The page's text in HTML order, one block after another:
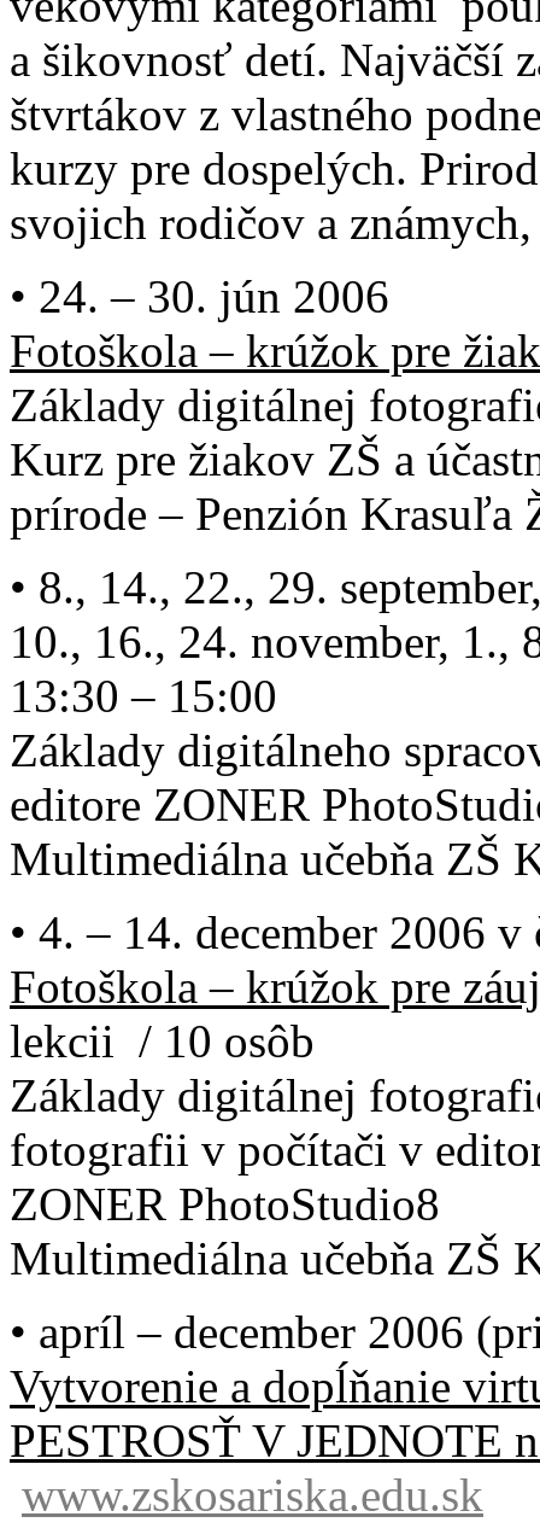
a šikovnosť detí. Najväčší
štvrtákov z vlastného
kurzy pre dospelých.
svojich rodičov a
• 24. – 30. jún 2006
Fotoškola – krúžok pre
Základy digitálnej
Kurz pre žiakov ZŠ a
prírode – Penzión Krasuľa
• 8., 14., 22., 29.
10., 16., 24. november, 1.,
13:30 – 15:00
Základy digitálneho
editore ZONER
Multimediálna učebňa ZŠ
• 4. – 14. december 2006
Fotoškola – krúžok pre
lekcii / 10 osôb
Základy digitálnej
fotografii v počítači v
ZONER PhotoStudio8
Multimediálna učebňa ZŠ
• apríl – december 2006
Vytvorenie a dopĺňanie
PESTROSŤ V JEDNOTE
www.zskosariska.edu.sk